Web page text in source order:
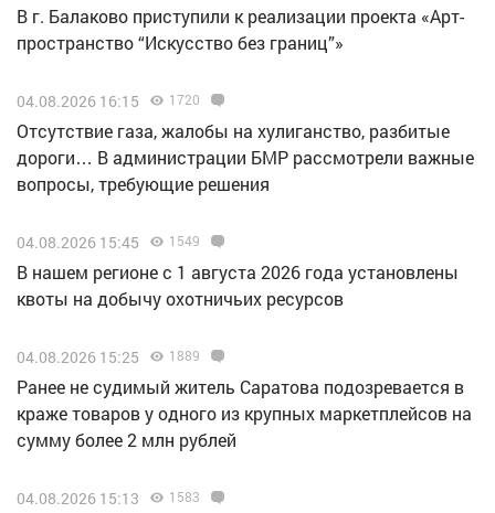
В г. Балаково приступили к реализации проекта «Арт-
пространство “Искусство без границ”»
04.08.2026 16:15 1720
Отсутствие газа, жалобы на хулиганство, разбитые
дороги… В администрации БМР рассмотрели важные
вопросы, требующие решения
04.08.2026 15:45 1549
В нашем регионе с 1 августа 2026 года установлены
квоты на добычу охотничьих ресурсов
04.08.2026 15:25 1889
Ранее не судимый житель Саратова подозревается в
краже товаров у одного из крупных маркетплейсов на
сумму более 2 млн рублей
04.08.2026 15:13 1583